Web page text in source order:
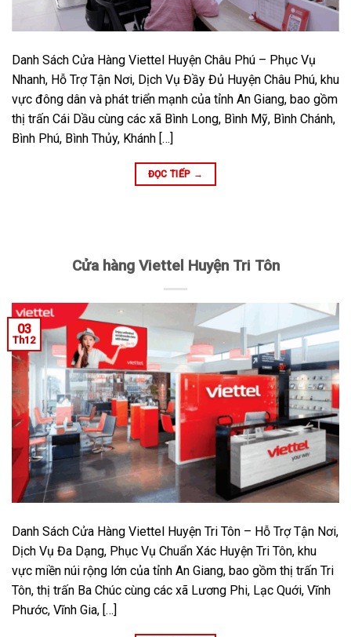
Danh Sách Cửa Hàng Viettel Huyện Châu Phú – Phục Vụ
Nhanh, Hỗ Trợ Tận Nơi, Dịch Vụ Đầy Đủ Huyện Châu Phú, khu
vực đông dân và phát triển mạnh của tỉnh An Giang, bao gồm
thị trấn Cái Dầu cùng các xã Bình Long, Bình Mỹ, Bình Chánh,
Bình Phú, Bình Thủy, Khánh […]
ĐỌC TIẾP →
Cửa hàng Viettel Huyện Tri Tôn
03
Th12
Danh Sách Cửa Hàng Viettel Huyện Tri Tôn – Hỗ Trợ Tận Nơi,
Dịch Vụ Đa Dạng, Phục Vụ Chuẩn Xác Huyện Tri Tôn, khu
vực miền núi rộng lớn của tỉnh An Giang, bao gồm thị trấn Tri
Tôn, thị trấn Ba Chúc cùng các xã Lương Phi, Lạc Quới, Vĩnh
Phước, Vĩnh Gia, […]